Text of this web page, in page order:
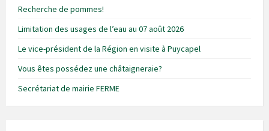
Recherche de pommes!
Limitation des usages de l’eau au 07 août 2026
Le vice-président de la Région en visite à Puycapel
Vous êtes possédez une châtaigneraie?
Secrétariat de mairie FERME